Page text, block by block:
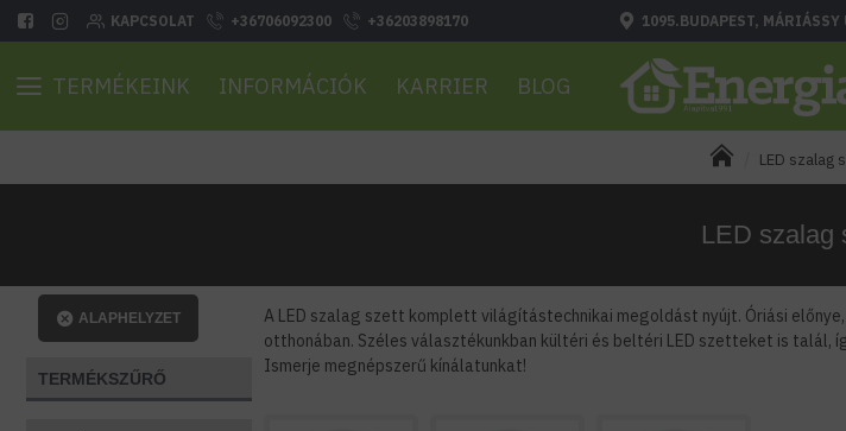
KAPCSOLAT +36706092300 +36203898170 1095.BUDAPEST, MÁRIÁSSY
TERMÉKEINK INFORMÁCIÓK KARRIER BLOG
LED szalag
LED szalag
TERMÉKSZŰRŐ
ALAPHELYZET
A LED szalag szett komplett világítástechnikai megoldást nyújt. Óriási
otthonában. Széles választékunkban kültéri és beltéri LED szetteket is
Ismerje megnépszerű kínálatunkat!